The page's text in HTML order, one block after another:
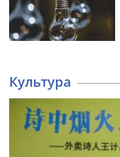
Культура